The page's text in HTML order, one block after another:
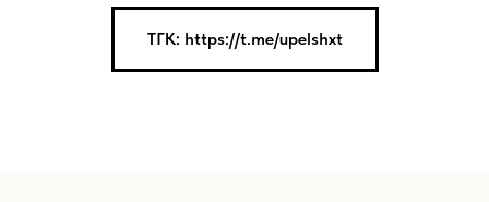
ТГК: https://t.me/upelshxt